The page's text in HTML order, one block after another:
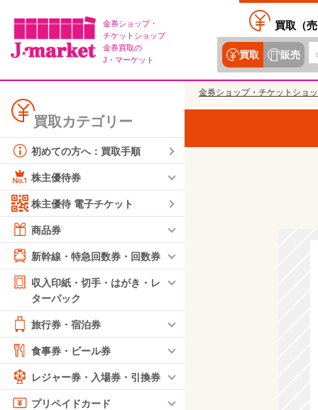
金券ショップ・
チケットショップ
金券買取の
J・マーケット
買取（
買取 販売
買取カテゴリー
初めての方へ：買取手順
株主優待券
株主優待 電子チケット
商品券
新幹線・特急回数券・回数券
収入印紙・切手・はがき・レ
ターパック
旅行券・宿泊券
食事券・ビール券
レジャー券・入場券・引換券
プリペイドカード
金券ショップ・チケットショ